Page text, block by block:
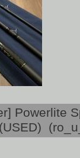
Powerlite